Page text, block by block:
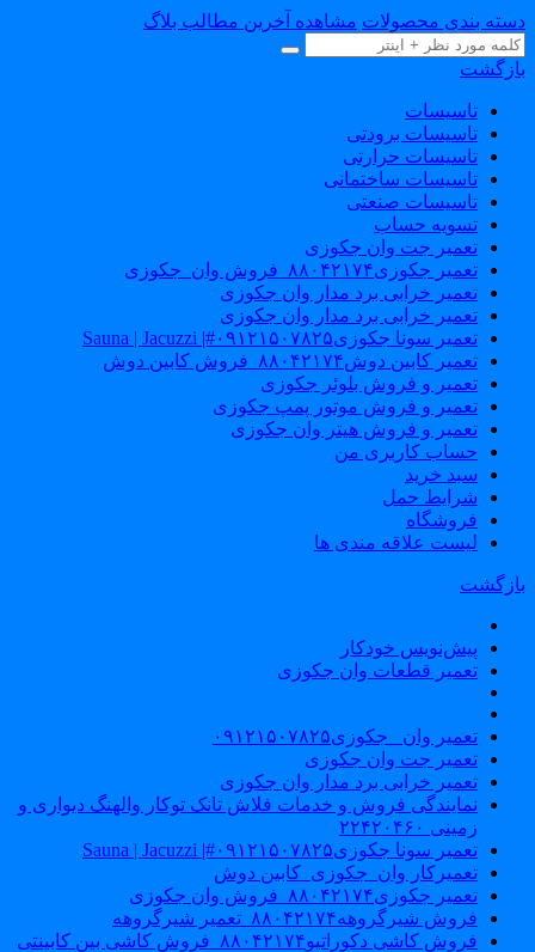
بندی محصولات مشاهده آخرین مطالب بلاگ
تاسیسات
تاسیسات برودتی
تاسیسات حرارتی
تاسیسات ساختمانی
تاسیسات صنعتی
تسویه حساب
تعمیر جت وان جکوزی
تعمیر جکوزی۸۸۰۴۲۱۷۴_فروش وان_جکوزی
تعمیر خرابی برد مدار وان جکوزی
تعمیر خرابی برد مدار وان جکوزی
تعمیر سونا جکوزی۰۹۱۲۱۵۰۷۸۲۵#| Sauna | Jacuzzi
تعمیر کابین دوش۸۸۰۴۲۱۷۴_فروش کابین دوش
تعمیر و فروش بلوئر جکوزی
تعمیر و فروش موتور پمپ جکوزی
تعمیر و فروش هیتر وان جکوزی
حساب کاربری من
سبد خرید
شرایط حمل
فروشگاه
لیست علاقه مندی ها
پیش‌نویس خودکار
تعمیر قطعات وان جکوزی
تعمیر وان _جکوزی۰۹۱۲۱۵۰۷۸۲۵
تعمیر جت وان جکوزی
تعمیر خرابی برد مدار وان جکوزی
نمایندگی فروش و خدمات فلاش تانک توکار والهنگ دیواری و
زمینی ۲۲۴۲۰۴۶۰
تعمیر سونا جکوزی۰۹۱۲۱۵۰۷۸۲۵#| Sauna | Jacuzzi
تعمیرکار وان_جکوزی_کابین دوش
تعمیر جکوزی۸۸۰۴۲۱۷۴_فروش وان جکوزی
فروش شیرگروهه۸۸۰۴۲۱۷۴_تعمیر شیرگروهه
فروش کاشی دکوراتیو۸۸۰۴۲۱۷۴_فروش کاشی بین کابینتی